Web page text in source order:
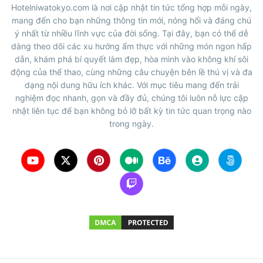
Hotelniwatokyo.com là nơi cập nhật tin tức tổng hợp mỗi ngày,
mang đến cho bạn những thông tin mới, nóng hổi và đáng chú
ý nhất từ nhiều lĩnh vực của đời sống. Tại đây, bạn có thể dễ
dàng theo dõi các xu hướng ẩm thực với những món ngon hấp
dẫn, khám phá bí quyết làm đẹp, hòa mình vào không khí sôi
động của thể thao, cùng những câu chuyện bên lề thú vị và đa
dạng nội dung hữu ích khác. Với mục tiêu mang đến trải
nghiệm đọc nhanh, gọn và đầy đủ, chúng tôi luôn nỗ lực cập
nhật liên tục để bạn không bỏ lỡ bất kỳ tin tức quan trọng nào
trong ngày.